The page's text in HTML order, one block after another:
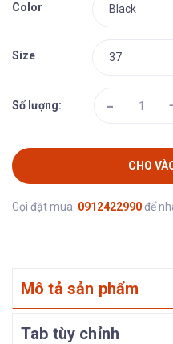
Color
Size
Số lượng: -
CHO
Gọi đặt mua: 0912422990để
Mô tả sản phẩm
Tab tùy chỉnh